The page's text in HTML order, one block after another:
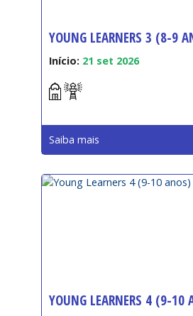
YOUNG LEARNERS 3 (8-9
Início: 21 set 2026
Saiba mais
YOUNG LEARNERS 4 (9-10